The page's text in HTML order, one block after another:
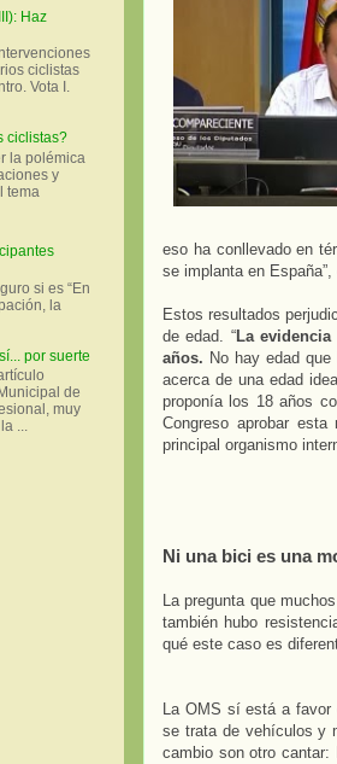
eso ha conllevado en
se implanta en
Estos resultados
de edad. “La
años. No hay edad
acerca de una edad
proponía los 18 años
Congreso aprobar
principal organismo
Ni una bici es una
La pregunta que
también hubo
qué este caso es
La OMS sí está a favor
se trata de vehículos y
cambio son otro cantar:
Haz
ciclistas
Vota I.
ciclistas?
la polémica
y
tema
si es “En
la
por suerte
de
muy
...